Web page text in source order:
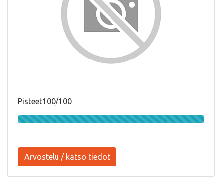
Pisteet100/100
Arvostelu / katso tiedot